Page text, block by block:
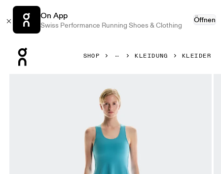
On App
Swiss Performance Running Shoes & Clothing
Öffnen
SHOP KLEIDUNG KLEIDER